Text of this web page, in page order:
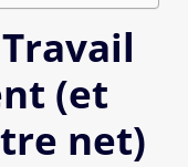
(et
net)